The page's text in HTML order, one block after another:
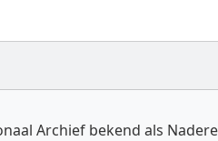
Archief bekend als